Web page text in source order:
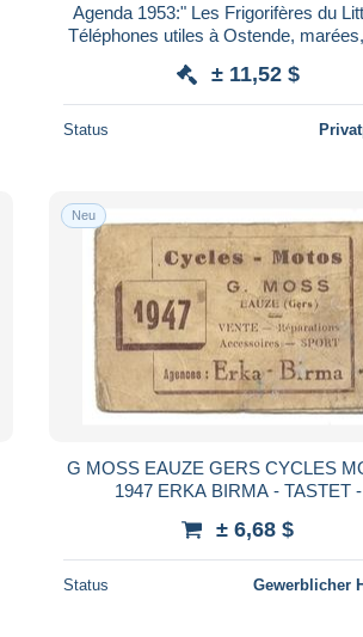
Agenda 1953:" Les Frigorifères du
Téléphones utiles à Ostende,
± 11,52 $
Status
Neu
G MOSS EAUZE GERS CYCLES
1947 ERKA BIRMA - TASTET -
± 6,68 $
Status Gewerblicher